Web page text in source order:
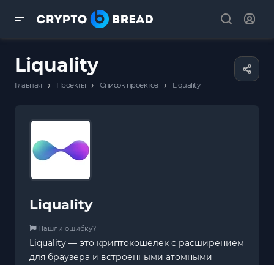
Liquality
Главная › Проекты › Список проектов › Liquality
Liquality
Нашли ошибку?
Liquality — это криптокошелек с расширением
для браузера и встроенными атомными